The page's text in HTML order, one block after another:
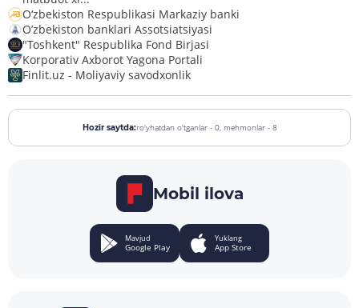
O‘zbekiston Respublikasi Markaziy banki
O’zbekiston banklari Assotsiatsiyasi
"Toshkent" Respublika Fond Birjasi
Korporativ Axborot Yagona Portali
Finlit.uz - Moliyaviy savodxonlik
Hozir saytda:ro'yhatdan o'tganlar - 0, mehmonlar - 8
Mobil ilova
Mavjud
Google Play
Yuklang
App Store